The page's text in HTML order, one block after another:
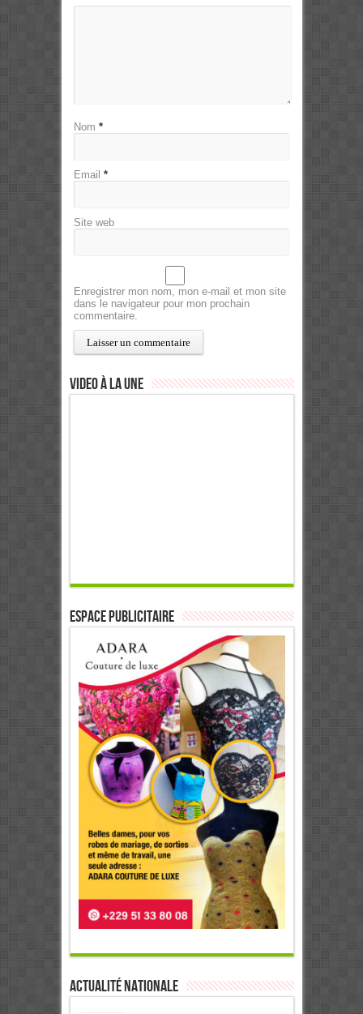
Nom *
Email *
Site web
Enregistrer mon nom, mon e-mail et mon site
dans le navigateur pour mon prochain
commentaire.
Video à la Une
ESPACE PUBLICITAIRE
Actualité Nationale